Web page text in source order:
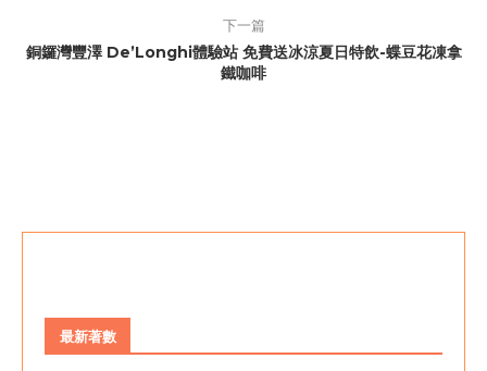
下一篇
銅鑼灣豐澤 De’Longhi體驗站 免費送冰涼夏日特飲-蝶豆花凍拿
鐵咖啡
最新著數